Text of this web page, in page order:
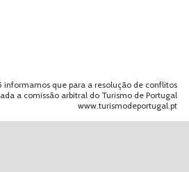
informamos que para a resolução de conflitos
a comissão arbitral do Turismo de Portugal
www.turismodeportugal.pt